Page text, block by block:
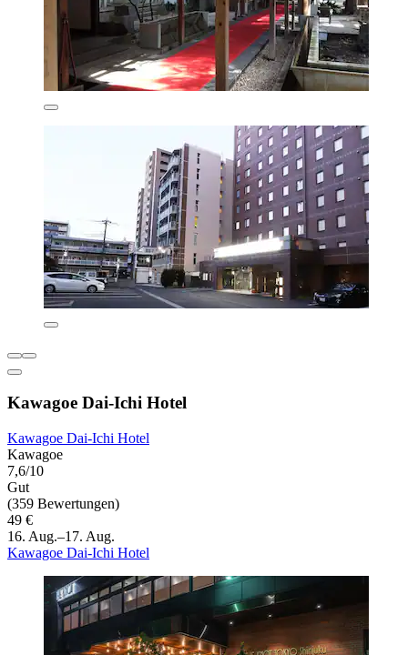
Kawagoe Dai-Ichi Hotel
Kawagoe Dai-Ichi Hotel
Kawagoe
7,6/10
Gut
(359 Bewertungen)
49 €
16. Aug.–17. Aug.
Kawagoe Dai-Ichi Hotel